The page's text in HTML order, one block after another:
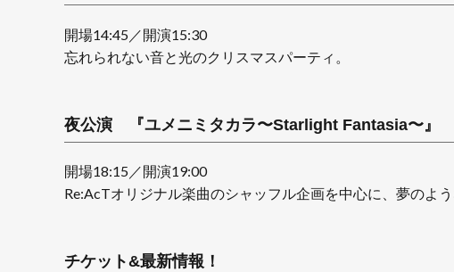
開場14:45／開演15:30
忘れられない音と光のクリスマスパーティ。
夜公演 『ユメニミタカラ〜Starlight Fantasia〜』
開場18:15／開演19:00
Re:AcTオリジナル楽曲のシャッフル企画を中心に、夢のよう
チケット&最新情報！